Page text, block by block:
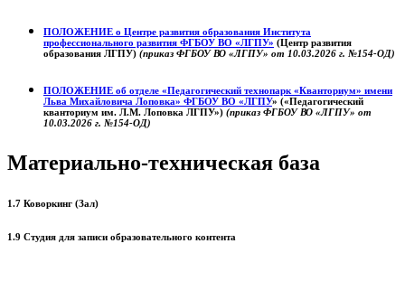
ПОЛОЖЕНИЕ о Центре развития образования Института
профессионального развития ФГБОУ ВО «ЛГПУ» (Центр развития
образования ЛГПУ) (приказ ФГБОУ ВО «ЛГПУ» от 10.03.2026 г. №154-ОД)
ПОЛОЖЕНИЕ об отделе «Педагогический технопарк «Кванториум» имени
Льва Михайловича Лоповка» ФГБОУ ВО «ЛГПУ» («Педагогический
кванториум им. Л.М. Лоповка ЛГПУ») (приказ ФГБОУ ВО «ЛГПУ» от
10.03.2026 г. №154-ОД)
Материально-техническая база
1.7 Коворкинг (Зал)
1.9 Студия для записи образовательного контента